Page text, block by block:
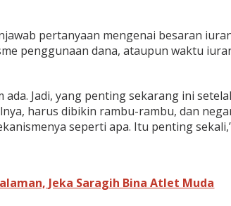
pertanyaan mengenai besaran
penggunaan dana, ataupun waktu
Jadi, yang penting sekarang ini
harus dibikin rambu-rambu, dan
seperti apa. Itu penting
Jeka Saragih Bina Atlet Muda